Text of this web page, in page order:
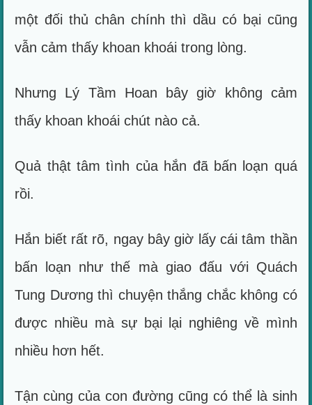
một đối thủ chân chính thì dầu có bại cũng
vẫn cảm thấy khoan khoái trong lòng.
Nhưng Lý Tầm Hoan bây giờ không cảm
thấy khoan khoái chút nào cả.
Quả thật tâm tình của hắn đã bấn loạn quá
rồi.
Hắn biết rất rõ, ngay bây giờ lấy cái tâm thần
bấn loạn như thế mà giao đấu với Quách
Tung Dương thì chuyện thắng chắc không có
được nhiều mà sự bại lại nghiêng về mình
nhiều hơn hết.
Tận cùng của con đường cũng có thể là sinh